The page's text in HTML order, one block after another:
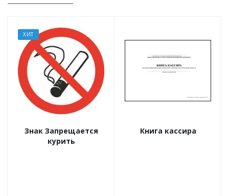
ХИТ
Знак Запрещается
курить
Книга кассира